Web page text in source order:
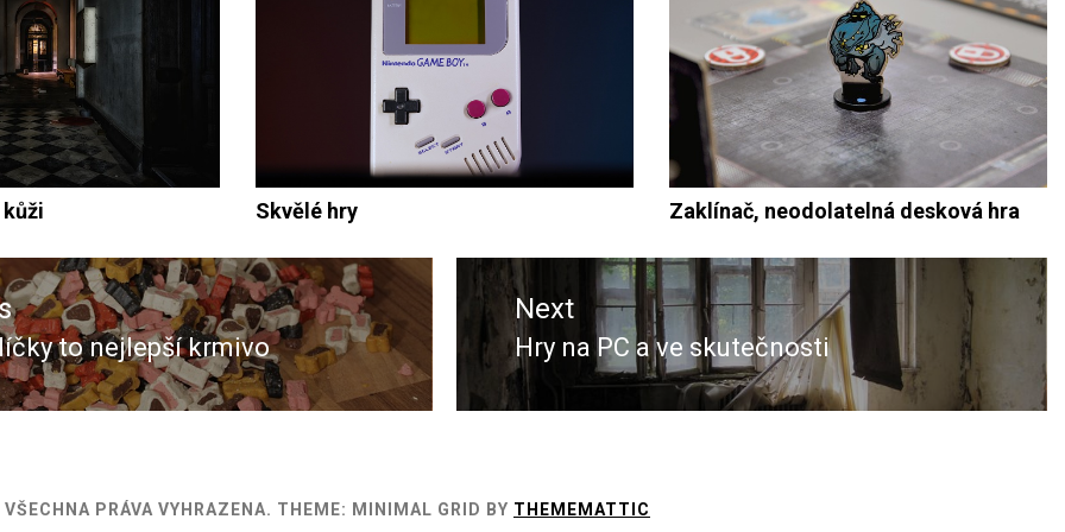
Skvělé hry Zaklínač, neodolatelná desková hra
to nejlepší krmivo
Next
Next
post:
Hry na PC a ve skutečnosti
PRÁVA VYHRAZENA. THEME: MINIMAL GRID BY THEMEMATTIC